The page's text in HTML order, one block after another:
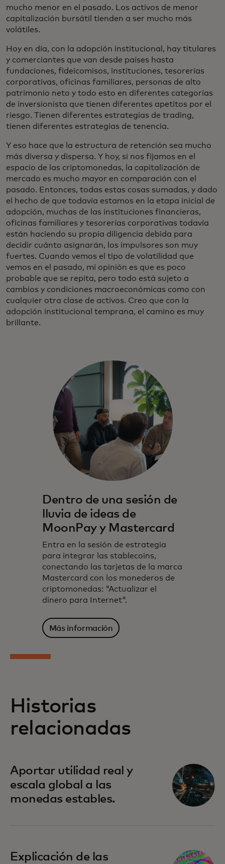
mucho menor en el pasado. Los activos de menor
capitalización bursátil tienden a ser mucho más
volátiles.
Hoy en día, con la adopción institucional, hay titulares
y comerciantes que van desde países hasta
fundaciones, fideicomisos, instituciones, tesorerías
corporativas, oficinas familiares, personas de alto
patrimonio neto y todo esto en diferentes categorías
de inversionista que tienen diferentes apetitos por el
riesgo. Tienen diferentes estrategias de trading,
tienen diferentes estrategias de tenencia.
Y eso hace que la estructura de retención sea mucho
más diversa y dispersa. Y hoy, si nos fijamos en el
espacio de las criptomonedas, la capitalización de
mercado es mucho mayor en comparación con el
pasado. Entonces, todas estas cosas sumadas, y dado
el hecho de que todavía estamos en la etapa inicial de
adopción, muchas de las instituciones financieras,
oficinas familiares y tesorerías corporativas todavía
están haciendo su propia diligencia debida para
decidir cuánto asignarán, los impulsores son muy
fuertes. Cuando vemos el tipo de volatilidad que
vemos en el pasado, mi opinión es que es poco
probable que se repita, pero todo está sujeto a
cambios y condiciones macroeconómicas como con
cualquier otra clase de activos. Creo que con la
adopción institucional temprana, el camino es muy
brillante.
Dentro de una sesión de
lluvia de ideas de
MoonPay y Mastercard
Entra en la sesión de estrategia
para integrar las stablecoins,
conectando las tarjetas de la marca
Mastercard con los monederos de
criptomonedas: "Actualizar el
dinero para Internet".
Más información
Historias
relacionadas
Aportar utilidad real y
escala global a las
monedas estables.
Explicación de las